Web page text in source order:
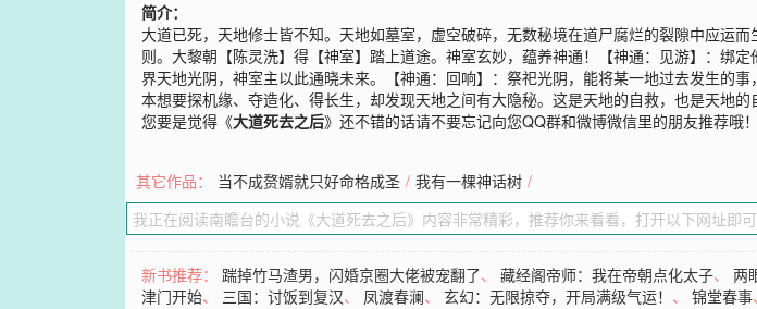
简介：
大道已死，天地修士皆不知。天地如墓室，虚空破碎，无数秘境在道尸腐烂的裂隙中应运
则。大黎朝【陈灵洗】得【神室】踏上道途。神室玄妙，蕴养神通！【神通：见游】：绑
界天地光阴，神室主以此通晓未来。【神通：回响】：祭祀光阴，能将某一地过去发生
本想要探机缘、夺造化、得长生，却发现天地之间有大隐秘。这是天地的自救，也是天地的
您要是觉得《大道死去之后》还不错的话请不要忘记向您QQ群和微博微信里的朋友推荐哦！
其它作品： 当不成赘婿就只好命格成圣 / 我有一棵神话树 /
新书推荐： 踹掉竹马渣男，闪婚京圈大佬被宠翻了、藏经阁帝师：我在帝朝点化太子、两
津门开始、 三国：讨饭到复汉、 凤渡春澜、玄幻：无限掠夺，开局满级气运！ 、锦堂春事、